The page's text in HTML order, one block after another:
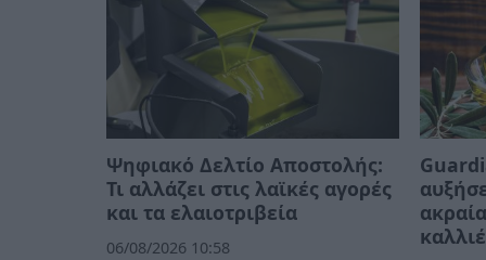
Ψηφιακό Δελτίο Αποστολής:
Τι αλλάζει στις λαϊκές αγορές
και τα ελαιοτριβεία
06/08/2026 10:58